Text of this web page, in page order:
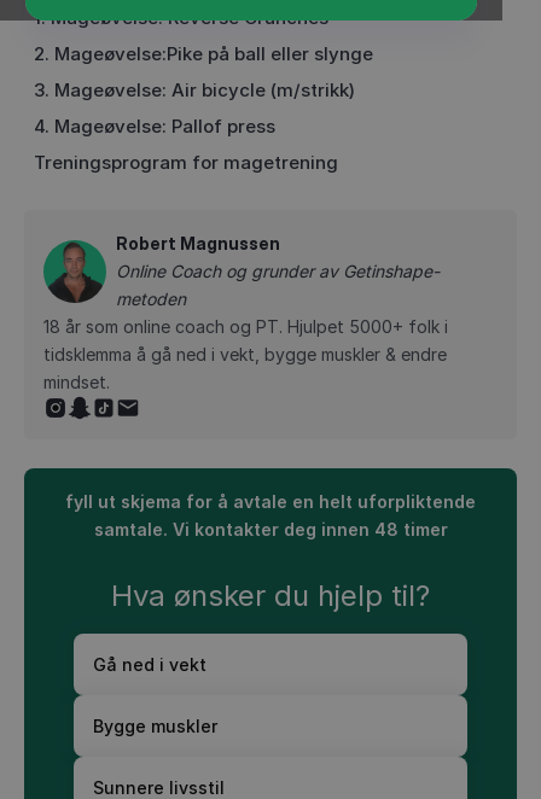
1. Mageøvelse: Reverse Crunches
2. Mageøvelse:Pike på ball eller slynge
3. Mageøvelse: Air bicycle (m/strikk)
4. Mageøvelse: Pallof press
Treningsprogram for magetrening
Robert Magnussen
Online Coach og grunder av Getinshape-
metoden
18 år som online coach og PT. Hjulpet 5000+ folk i
tidsklemma å gå ned i vekt, bygge muskler & endre
mindset.
fyll ut skjema for å avtale en helt uforpliktende
samtale. Vi kontakter deg innen 48 timer
Hva ønsker du hjelp til?
Gå ned i vekt
Bygge muskler
Sunnere livsstil